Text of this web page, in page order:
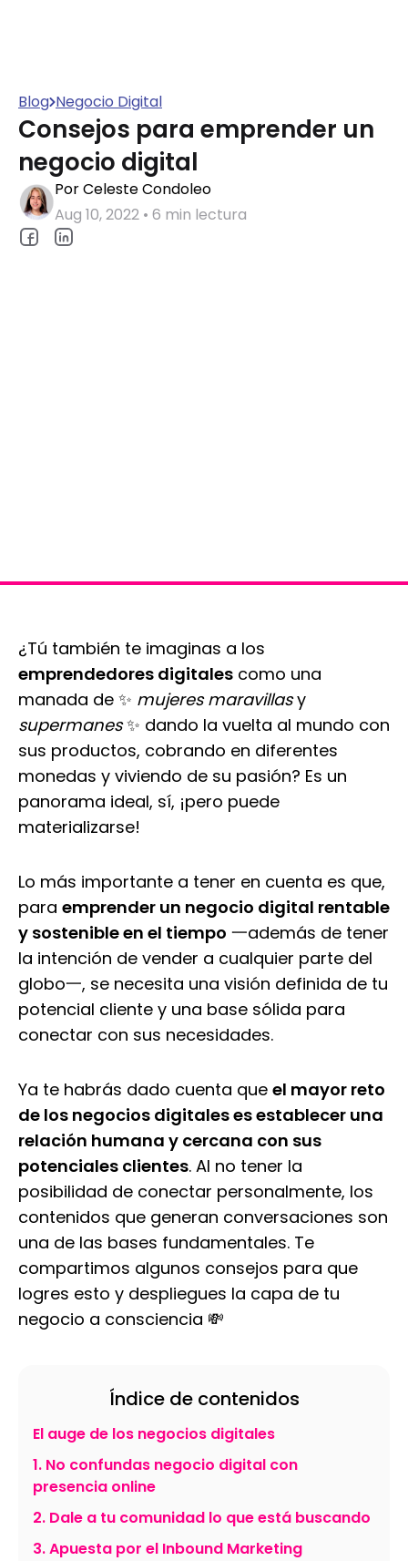
Blog Negocio Digital
Consejos para emprender un
negocio digital
Por Celeste Condoleo
Aug 10, 2022 • 6 min lectura
¿Tú también te imaginas a los
emprendedores digitales como una
manada de ✨ mujeres maravillasy
supermanes✨ dando la vuelta al mundo con
sus productos, cobrando en diferentes
monedas y viviendo de su pasión? Es un
panorama ideal, sí, ¡pero puede
materializarse!
Lo más importante a tener en cuenta es que,
para emprender un negocio digital rentable
y sostenible en el tiempo 一además de tener
la intención de vender a cualquier parte del
globo一, se necesita una visión definida de tu
potencial cliente y una base sólida para
conectar con sus necesidades.
Ya te habrás dado cuenta que el mayor reto
de los negocios digitales es establecer una
relación humana y cercana con sus
potenciales clientes. Al no tener la
posibilidad de conectar personalmente, los
contenidos que generan conversaciones son
una de las bases fundamentales. Te
compartimos algunos consejos para que
logres esto y despliegues la capa de tu
negocio a consciencia 💸
Índice de contenidos
El auge de los negocios digitales
1. No confundas negocio digital con
presencia online
2. Dale a tu comunidad lo que está buscando
3. Apuesta por el Inbound Marketing